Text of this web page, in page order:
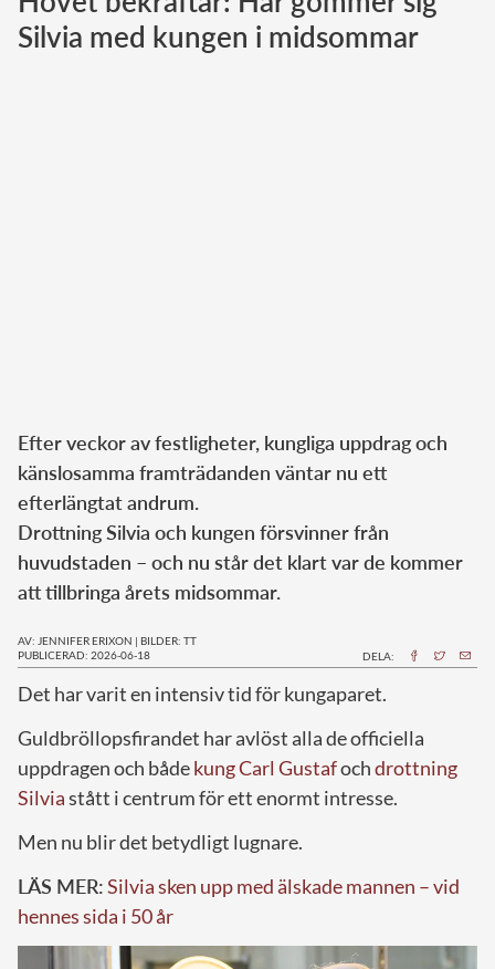
Norska kungahuset
Silvia med kungen i midsommar
Efter veckor av festligheter, kungliga uppdrag och
känslosamma framträdanden väntar nu ett
efterlängtat andrum.
Drottning Silvia och kungen försvinner från
huvudstaden – och nu står det klart var de kommer
att tillbringa årets midsommar.
AV: JENNIFER ERIXON | BILDER: TT
PUBLICERAD: 2026-06-18
DELA:
Det har varit en intensiv tid för kungaparet.
Guldbröllopsfirandet har avlöst alla de officiella
uppdragen och bådekung Carl Gustafochdrottning
Silviastått i centrum för ett enormt intresse.
Men nu blir det betydligt lugnare.
LÄS MER:Silvia sken upp med älskade mannen – vid
hennes sida i 50 år